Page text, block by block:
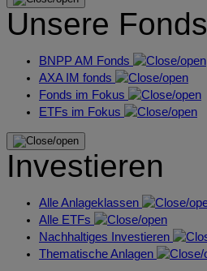
Unsere Fonds
BNPP AM Fonds
AXA IM fonds
Fonds im Fokus
ETFs im Fokus
Investieren
Alle Anlageklassen
Alle ETFs
Nachhaltiges Investieren
Thematische Anlagen